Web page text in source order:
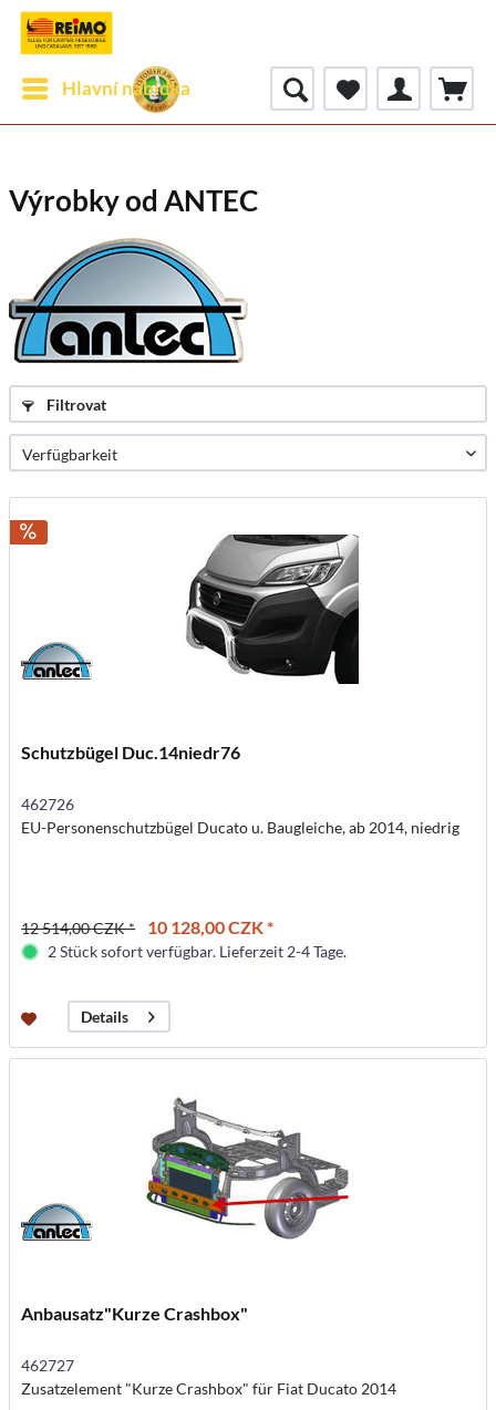
Hlavní nabídka
Výrobky od ANTEC
Filtrovat
Schutzbügel Duc.14niedr76
462726
EU-Personenschutzbügel Ducato u. Baugleiche, ab 2014, niedrig
12 514,00 CZK * 10 128,00 CZK *
2 Stück sofort verfügbar. Lieferzeit 2-4 Tage.
Details
Anbausatz"Kurze Crashbox"
462727
Zusatzelement "Kurze Crashbox" für Fiat Ducato 2014